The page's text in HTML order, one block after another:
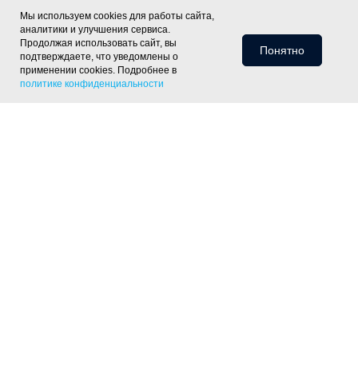
Мы используем cookies для работы сайта,
аналитики и улучшения сервиса.
Продолжая использовать сайт, вы
подтверждаете, что уведомлены о
применении cookies. Подробнее в
политике конфиденциальности
Понятно